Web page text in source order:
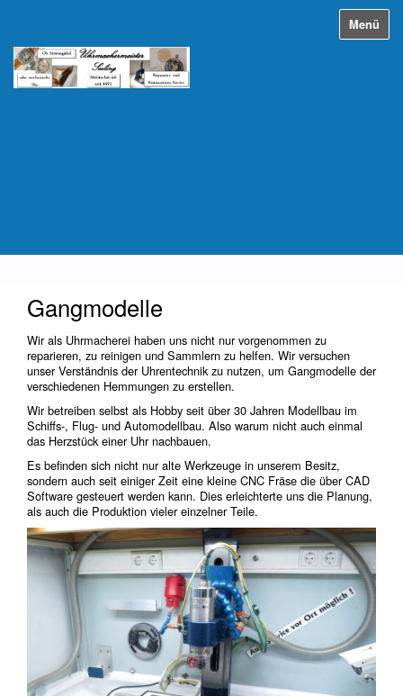
Menü
Gangmodelle
Wir als Uhrmacherei haben uns nicht nur vorgenommen zu
reparieren, zu reinigen und Sammlern zu helfen. Wir versuchen
unser Verständnis der Uhrentechnik zu nutzen, um Gangmodelle der
verschiedenen Hemmungen zu erstellen.
Wir betreiben selbst als Hobby seit über 30 Jahren Modellbau im
Schiffs-, Flug- und Automodellbau. Also warum nicht auch einmal
das Herzstück einer Uhr nachbauen.
Es befinden sich nicht nur alte Werkzeuge in unserem Besitz,
sondern auch seit einiger Zeit eine kleine CNC Fräse die über CAD
Software gesteuert werden kann. Dies erleichterte uns die Planung,
als auch die Produktion vieler einzelner Teile.